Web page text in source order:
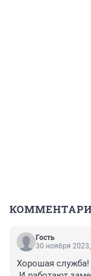
Гость
30 ноября
Хорошая служба!